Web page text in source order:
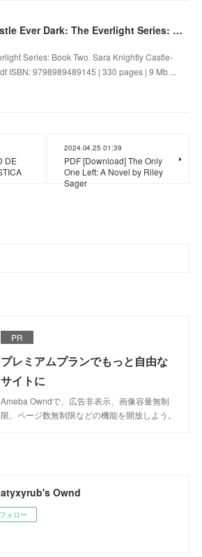
{epub download} Castle Ever Dark: The Everlight Series: Book Two by Sara Knightly
Series: Book Two. Sara Knightly Castle-
ISBN: 9798989489145 | 330 pages | 9 Mb ...
DE
2024.04.25 01:39
PDF [Download] The Only
One Left: A Novel by Riley
Sager
PR
プレミアムプランでもっと自由な
サイトに
Ameba Owndで、広告非表示、画像容量無制
限、ページ数無制限などの機能を開放しよう。
Ownd
フォロー